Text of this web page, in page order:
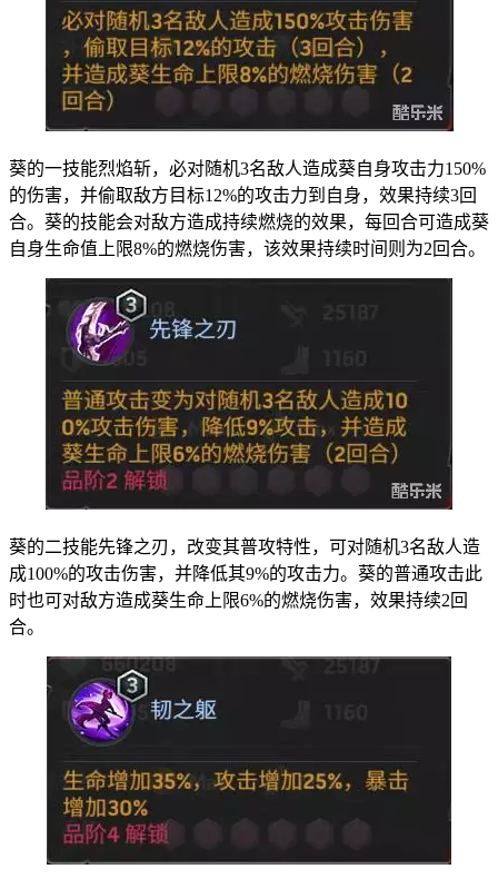
葵的一技能烈焰斩，必对随机3名敌人造成葵自身攻击力150%
的伤害，并偷取敌方目标12%的攻击力到自身，效果持续3回
合。葵的技能会对敌方造成持续燃烧的效果，每回合可造成葵
自身生命值上限8%的燃烧伤害，该效果持续时间则为2回合。
葵的二技能先锋之刃，改变其普攻特性，可对随机3名敌人造
成100%的攻击伤害，并降低其9%的攻击力。葵的普通攻击此
时也可对敌方造成葵生命上限6%的燃烧伤害，效果持续2回
合。